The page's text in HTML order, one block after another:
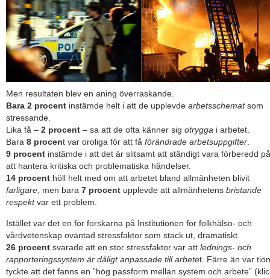
Men resultaten blev en aning överraskande.
Bara 2 procent instämde helt i att de upplevde arbetsschematsom
stressande.
Lika få – 2 procent – sa att de ofta känner sig otrygga i arbetet.
Bara 8 procent var oroliga för att få förändrade arbetsuppgifter
9 procent instämde i att det är slitsamt att ständigt vara förberedd på
att hantera kritiska och problematiska händelser.
14 procent höll helt med om att arbetet bland allmänheten blivit
farligare , men bara 7 procent upplevde att allmänhetens bristande
respektvar ett problem.
Istället var det en för forskarna på Institutionen för folkhälso- och
vårdvetenskap oväntad stressfaktor som stack ut, dramatiskt.
26 procent svarade att en stor stressfaktor var att lednings- och
rapporteringssystem är dåligt anpassade till arbetet. Färre än var
tyckte att det fanns en ”hög passform mellan system och arbete”